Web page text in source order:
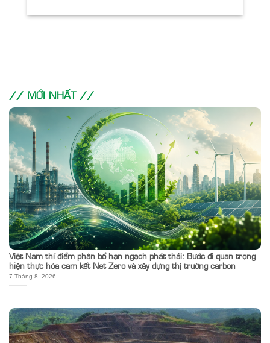
// MỚI NHẤT //
Việt Nam thí điểm phân bổ hạn ngạch phát thải: Bước đi quan trọng
hiện thực hóa cam kết Net Zero và xây dựng thị trường carbon
7 Tháng 8, 2026